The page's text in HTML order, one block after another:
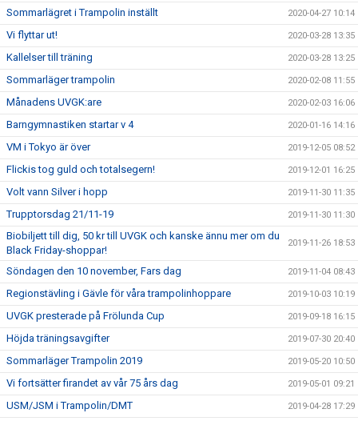
Sommarlägret i Trampolin inställt 2020-04-27 10:14
Vi flyttar ut! 2020-03-28 13:35
Kallelser till träning 2020-03-28 13:25
Sommarläger trampolin 2020-02-08 11:55
Månadens UVGK:are 2020-02-03 16:06
Barngymnastiken startar v 4 2020-01-16 14:16
VM i Tokyo är över 2019-12-05 08:52
Flickis tog guld och totalsegern! 2019-12-01 16:25
Volt vann Silver i hopp 2019-11-30 11:35
Trupptorsdag 21/11-19 2019-11-30 11:30
Biobiljett till dig, 50 kr till UVGK och kanske ännu mer om du
Black Friday-shoppar!
2019-11-26 18:53
Söndagen den 10 november, Fars dag 2019-11-04 08:43
Regionstävling i Gävle för våra trampolinhoppare 2019-10-03 10:19
UVGK presterade på Frölunda Cup 2019-09-18 16:15
Höjda träningsavgifter 2019-07-30 20:40
Sommarläger Trampolin 2019 2019-05-20 10:50
Vi fortsätter firandet av vår 75 års dag 2019-05-01 09:21
USM/JSM i Trampolin/DMT 2019-04-28 17:29